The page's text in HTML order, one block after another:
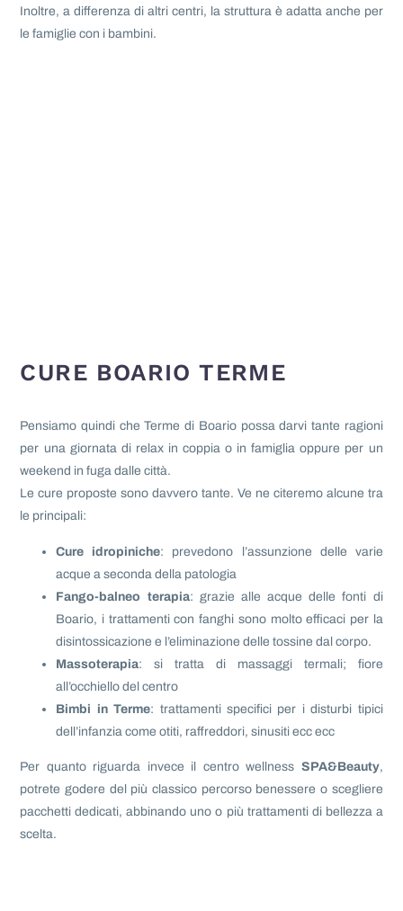
Inoltre, a differenza di altri centri, la struttura è adatta anche per
le famiglie con i bambini.
CURE BOARIO TERME
Pensiamo quindi che Terme di Boario possa darvi tante ragioni
per una giornata di relax in coppia o in famiglia oppure per un
weekend in fuga dalle città.
Le cure proposte sono davvero tante. Ve ne citeremo alcune tra
le principali:
Cure idropiniche: prevedono l’assunzione delle varie
acque a seconda della patologia
Fango-balneo terapia: grazie alle acque delle fonti di
Boario, i trattamenti con fanghi sono molto efficaci per la
disintossicazione e l’eliminazione delle tossine dal corpo.
Massoterapia: si tratta di massaggi termali; fiore
all’occhiello del centro
Bimbi in Terme: trattamenti specifici per i disturbi tipici
dell’infanzia come otiti, raffreddori, sinusiti ecc ecc
Per quanto riguarda invece il centro wellness SPA&Beauty,
potrete godere del più classico percorso benessere o scegliere
pacchetti dedicati, abbinando uno o più trattamenti di bellezza a
scelta.